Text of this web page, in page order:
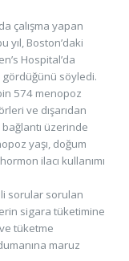
çalışma yapan
yıl, Boston’daki
Hospital’da
gördüğünü söyledi.
574 menopoz
ve dışarıdan
üzerinde
yaşı, doğum
ilacı kullanımı
sorular sorulan
sigara tüketimine
tüketme
maruz